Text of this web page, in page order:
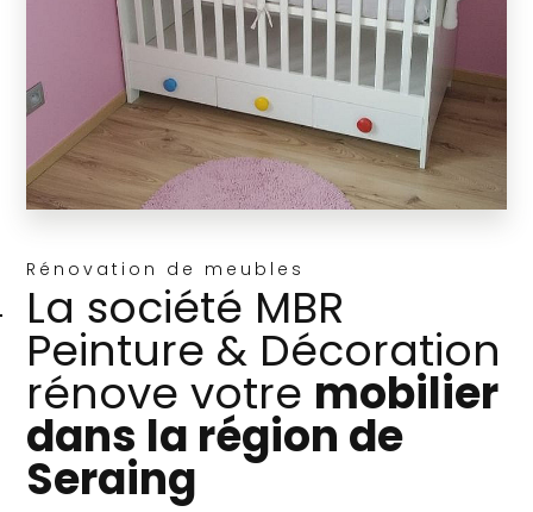
Rénovation de meubles
La société MBR
Peinture & Décoration
rénove votre mobilier
dans la région de
Seraing